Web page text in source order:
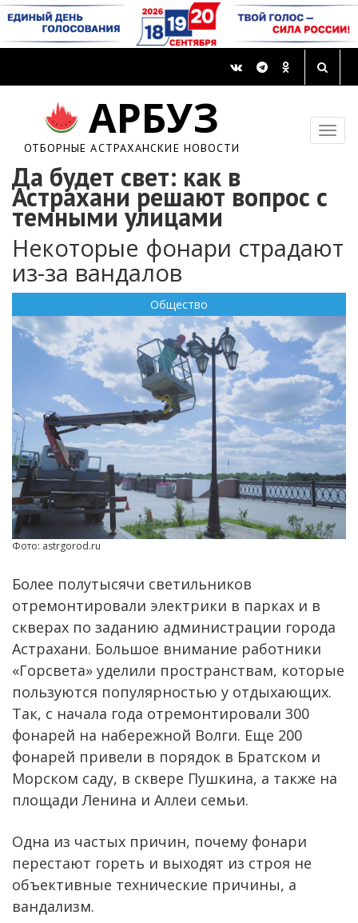
АРБУЗ
ОТБОРНЫЕ АСТРАХАНСКИЕ НОВОСТИ
Да будет свет: как в
Астрахани решают вопрос с
темными улицами
Некоторые фонари страдают
из-за вандалов
Общество
Фото: astrgorod.ru
Более полутысячи светильников
отремонтировали электрики в парках и в
скверах по заданию администрации города
Астрахани. Большое внимание работники
«Горсвета» уделили пространствам, которые
пользуются популярностью у отдыхающих.
Так, с начала года отремонтировали 300
фонарей на набережной Волги. Еще 200
фонарей привели в порядок в Братском и
Морском саду, в сквере Пушкина, а также на
площади Ленина и Аллеи семьи.
Одна из частых причин, почему фонари
перестают гореть и выходят из строя не
объективные технические причины, а
вандализм.